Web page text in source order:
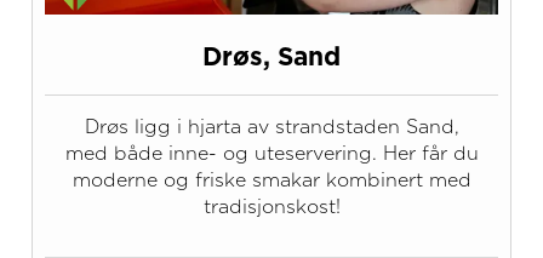
Drøs, Sand
Drøs ligg i hjarta av strandstaden Sand,
med både inne- og uteservering. Her får du
moderne og friske smakar kombinert med
tradisjonskost!